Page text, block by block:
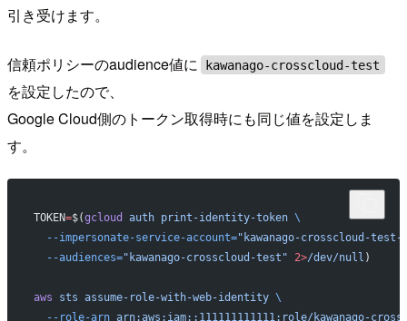
引き受けます。
信頼ポリシーのaudience値に kawanago-crosscloud-test
を設定したので、
Google Cloud側のトークン取得時にも同じ値を設定しま
す。
TOKEN=$(gcloud auth print-identity-token \
  --impersonate-service-account=
"kawanago-crosscloud-test-
  --audiences=
"kawanago-crosscloud-test" 2>/dev/null )
aws sts assume-role-with-web-identity \
  --role-arn
arn:aws:iam::111111111111:role/kawanago-